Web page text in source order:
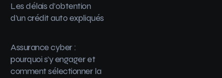
Les délais d’obtention
d’un crédit auto expliqués
Assurance cyber :
pourquoi s’y engager et
comment sélectionner la